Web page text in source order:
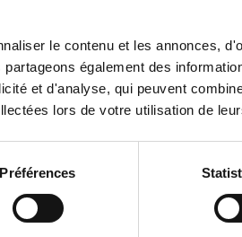
le contenu et les annonces,
également des
et d'analyse, qui peuvent
lors de votre utilisation de
Préférences
essentielle pour garantir
sur différents types de
etc.), vous limitez les risques liés
de plusieurs sources de
financement de projets immobiliers
accéder à des opportunités
potentiellement plus